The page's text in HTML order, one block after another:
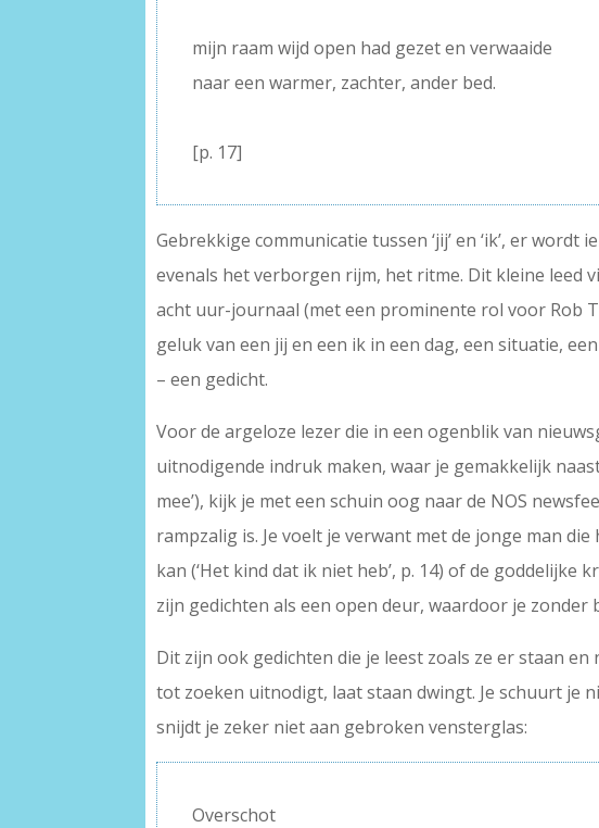
mijn raam wijd open had gezet en verwaaide
naar een warmer, zachter, ander bed.
[p. 17]
Gebrekkige communicatie tussen ‘jij’ en ‘ik’, er
evenals het verborgen rijm, het ritme. Dit kleine leed
acht uur-journaal (met een prominente rol voor Rob
geluk van een jij en een ik in een dag, een situatie,
– een gedicht.
Voor de argeloze lezer die in een ogenblik van
uitnodigende indruk maken, waar je gemakkelijk
mee’), kijk je met een schuin oog naar de NOS
rampzalig is. Je voelt je verwant met de jonge man
kan (‘Het kind dat ik niet heb’, p. 14) of de goddelijke
zijn gedichten als een open deur, waardoor je
Dit zijn ook gedichten die je leest zoals ze er staan
tot zoeken uitnodigt, laat staan dwingt. Je schuurt je
snijdt je zeker niet aan gebroken vensterglas:
Overschot